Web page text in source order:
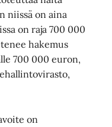
niissä on aina
on raja 700 000
hakemus
700 000 euron,
on